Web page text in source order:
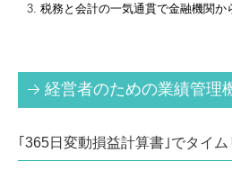
税務と会計の一気通貫で金融機関か
経営者のための業績管理
｢365日変動損益計算書｣でタイ